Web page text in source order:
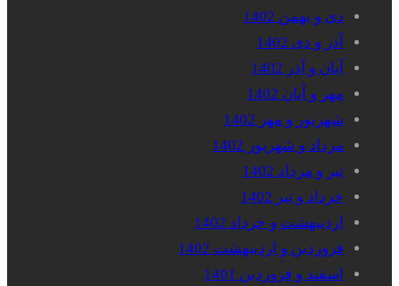
دی و بهمن 1402
آذر و دی 1402
آبان و آذر 1402
مهر و آبان 1402
شهریور و مهر 1402
مرداد و شهریور 1402
تیر و مرداد 1402
خرداد و تیر 1402
اردیبهشت و خرداد 1402
فروردین و اردیبهشت 1402
اسفند و فروردین 1401